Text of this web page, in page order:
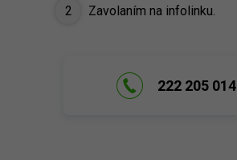
2 Zavolaním na infolinku.
222 205 014